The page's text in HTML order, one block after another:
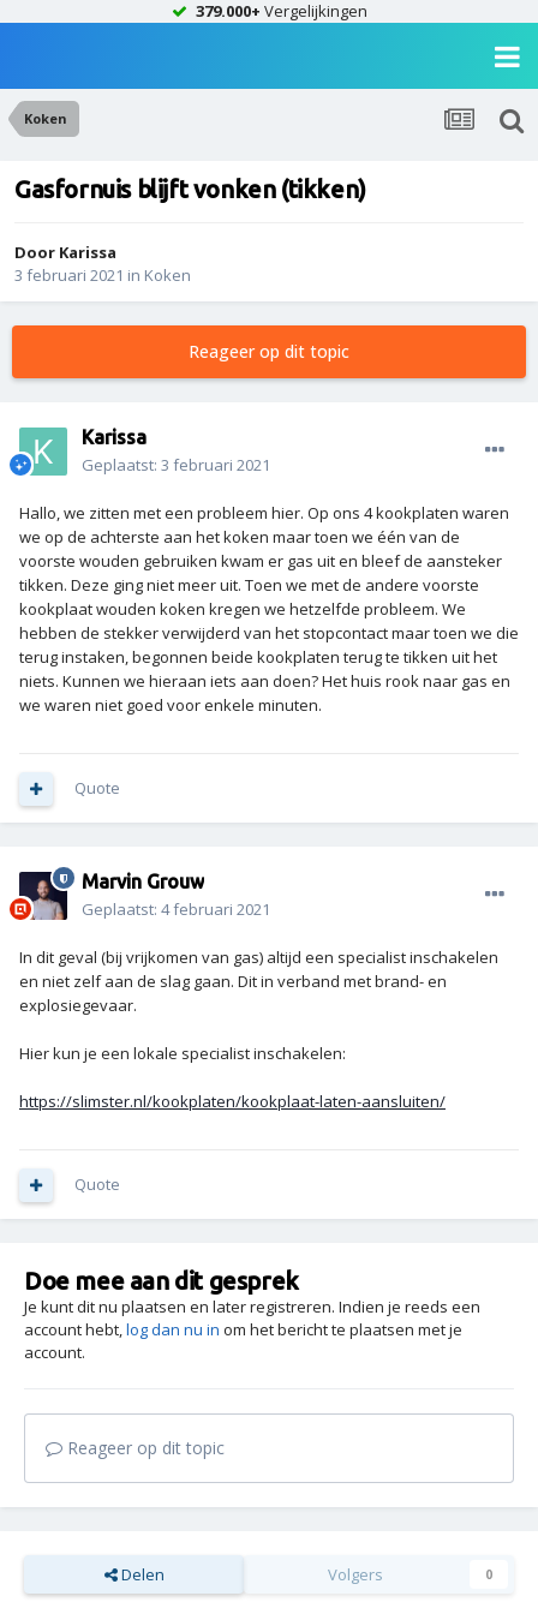
379.000+ Vergelijkingen
Koken
Gasfornuis blijft vonken (tikken)
Door Karissa
3 februari 2021 in Koken
Reageer op dit topic
Karissa
Geplaatst: 3 februari 2021
Hallo, we zitten met een probleem hier. Op ons 4 kookplaten waren
we op de achterste aan het koken maar toen we één van de
voorste wouden gebruiken kwam er gas uit en bleef de aansteker
tikken. Deze ging niet meer uit. Toen we met de andere voorste
kookplaat wouden koken kregen we hetzelfde probleem. We
hebben de stekker verwijderd van het stopcontact maar toen we die
terug instaken, begonnen beide kookplaten terug te tikken uit het
niets. Kunnen we hieraan iets aan doen? Het huis rook naar gas en
we waren niet goed voor enkele minuten.
Quote
Marvin Grouw
Geplaatst: 4 februari 2021
In dit geval (bij vrijkomen van gas) altijd een specialist inschakelen
en niet zelf aan de slag gaan. Dit in verband met brand- en
explosiegevaar.
Hier kun je een lokale specialist inschakelen:
https://slimster.nl/kookplaten/kookplaat-laten-aansluiten/
Quote
Doe mee aan dit gesprek
Je kunt dit nu plaatsen en later registreren. Indien je reeds een
account hebt,log dan nu in om het bericht te plaatsen met je
account.
Reageer op dit topic
Delen Volgers 0